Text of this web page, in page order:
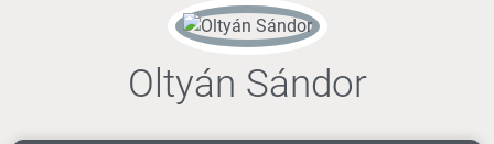
Oltyán Sándor